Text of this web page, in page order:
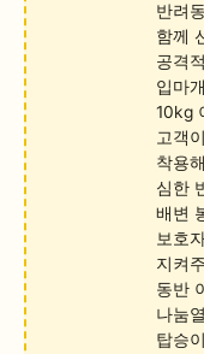
반려
함께
공격
입마
10kg
고객
착용
심한
배변
보호
지켜
동반
나눔
탑승